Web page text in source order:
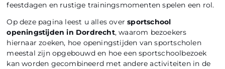
feestdagen en rustige trainingsmomenten spelen een rol.
Op deze pagina leest u alles oversportschool
openingstijden in Dordrecht, waarom bezoekers
hiernaar zoeken, hoe openingstijden van sportscholen
meestal zijn opgebouwd en hoe een sportschoolbezoek
kan worden gecombineerd met andere activiteiten in de